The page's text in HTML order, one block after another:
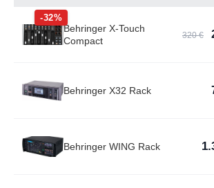
-32%
Behringer X-Touch
Compact
320 €
Behringer X32 Rack
Behringer WING Rack